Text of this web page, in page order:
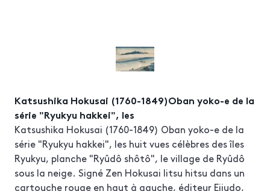
Katsushika Hokusai (1760-1849)Oban yoko-e de la
série "Ryukyu hakkei", les
Katsushika Hokusai (1760-1849) Oban yoko-e de la
série "Ryukyu hakkei", les huit vues célèbres des îles
Ryukyu, planche "Ryûdô shôtô", le village de Ryûdô
sous la neige. Signé Zen Hokusai Iitsu hitsu dans un
cartouche rouge en haut à gauche, éditeur Eijudo,